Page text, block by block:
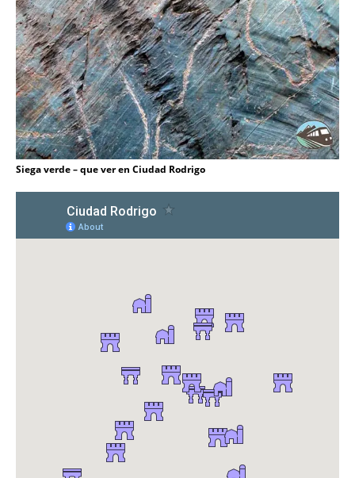
Siega verde – que ver en Ciudad Rodrigo